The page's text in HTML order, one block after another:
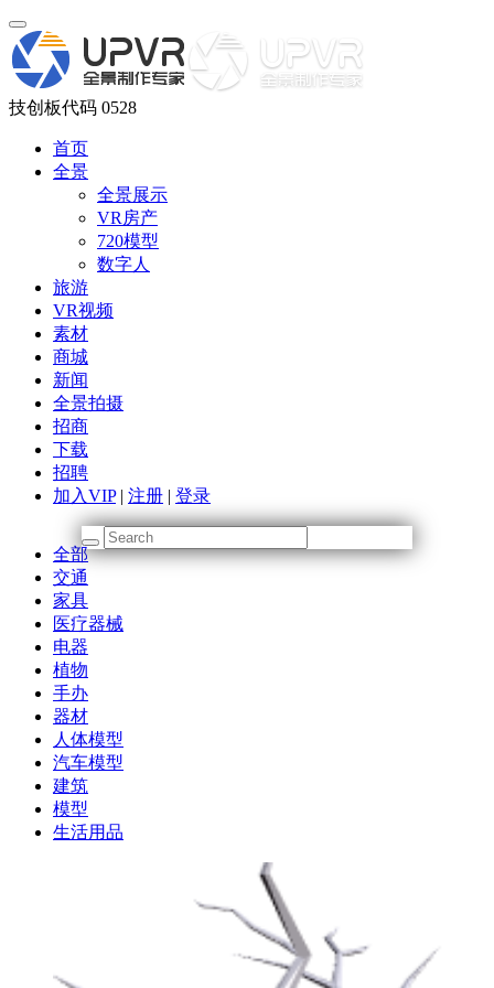
技创板代码 0528
首页
全景
全景展示
VR房产
720模型
数字人
旅游
VR视频
素材
商城
新闻
全景拍摄
招商
下载
招聘
加入VIP | 注册 | 登录
全部
交通
家具
医疗器械
电器
植物
手办
器材
人体模型
汽车模型
建筑
模型
生活用品